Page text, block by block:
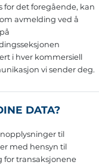
for det foregående, kan
avmelding ved å
i hver kommersiell
vi sender deg.
DATA?
til
med hensyn til
for transaksjonene